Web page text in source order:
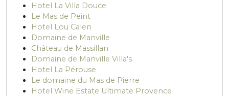
Hotel La Villa Douce
Le Mas de Peint
Hotel Lou Calen
Domaine de Manville
Château de Massillan
Domaine de Manville Villa's
Hotel La Pérouse
Le domaine du Mas de Pierre
Hotel Wine Estate Ultimate Provence